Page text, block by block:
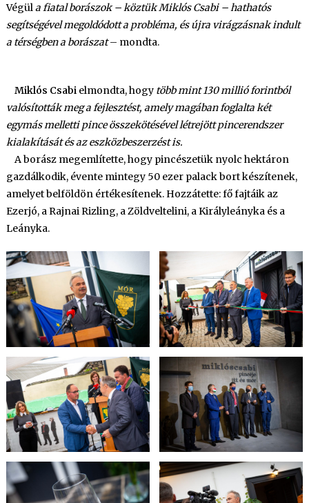
Végüla fiatal borászok – köztük Miklós Csabi – hathatós
segítségével megoldódott a probléma, és újra virágzásnak indult
a térségben a borászat– mondta.
Miklós Csabielmondta, hogy több mint 130 millió forintból
valósították meg a fejlesztést, amely magában foglalta két
egymás melletti pince összekötésével létrejött pincerendszer
kialakítását és az eszközbeszerzést is.
A borász megemlítette, hogy pincészetük nyolc hektáron
gazdálkodik, évente mintegy 50 ezer palack bort készítenek,
amelyet belföldön értékesítenek. Hozzátette: fő fajtáik az
Ezerjó, a Rajnai Rizling, a Zöldveltelini, a Királyleányka és a
Leányka.